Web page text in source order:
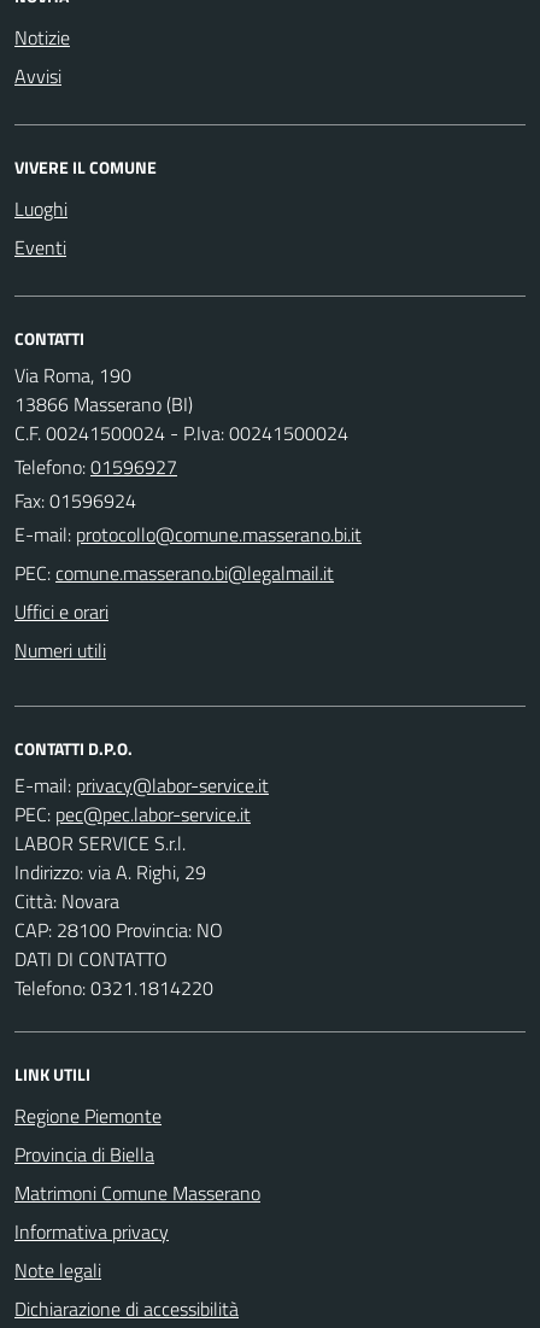
Notizie
Avvisi
VIVERE IL COMUNE
Luoghi
Eventi
CONTATTI
Via Roma, 190
13866 Masserano (BI)
C.F. 00241500024 - P.Iva: 00241500024
Telefono:01596927
Fax: 01596924
E-mail:
PEC:
Uffici e orari
Numeri utili
CONTATTI D.P.O.
E-mail:
PEC:
LABOR SERVICE S.r.l.
Indirizzo: via A. Righi, 29
Città: Novara
CAP: 28100 Provincia: NO
DATI DI CONTATTO
Telefono: 0321.1814220
LINK UTILI
Regione Piemonte
Provincia di Biella
Matrimoni Comune Masserano
Informativa privacy
Note legali
Dichiarazione di accessibilità